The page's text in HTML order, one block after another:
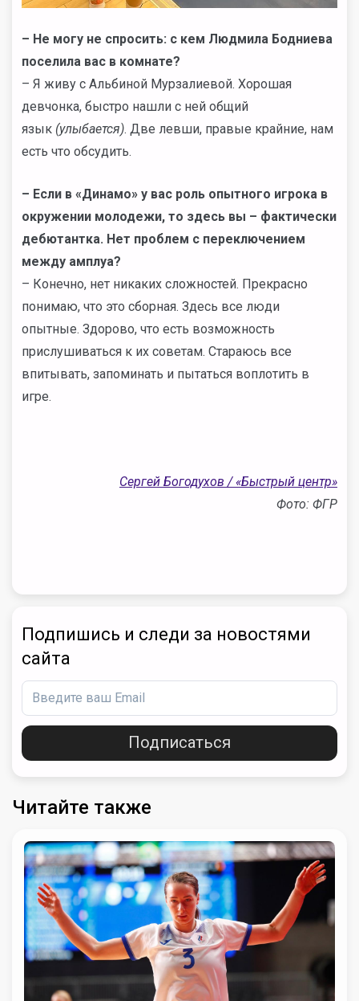
– Не могу не спросить: с кем Людмила Бодниева
поселила вас в комнате?
– Я живу с Альбиной Мурзалиевой. Хорошая
девчонка, быстро нашли с ней общий
язык (улыбается). Две левши, правые крайние, нам
есть что обсудить.
– Если в «Динамо» у вас роль опытного игрока в
окружении молодежи, то здесь вы – фактически
дебютантка. Нет проблем с переключением
между амплуа?
– Конечно, нет никаких сложностей. Прекрасно
понимаю, что это сборная. Здесь все люди
опытные. Здорово, что есть возможность
прислушиваться к их советам. Стараюсь все
впитывать, запоминать и пытаться воплотить в
игре.
Сергей Богодухов / «Быстрый центр»
Фото: ФГР
Подпишись и следи за новостями
сайта
Подписаться
Читайте также